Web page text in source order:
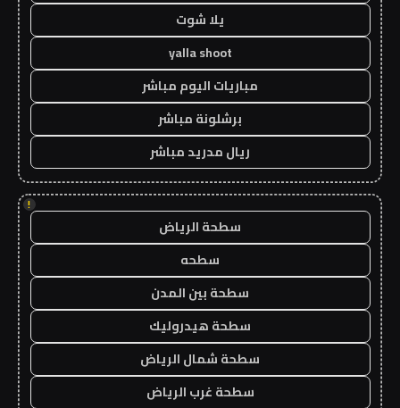
يلا شوت
yalla shoot
مباريات اليوم مباشر
برشلونة مباشر
ريال مدريد مباشر
!
سطحة الرياض
سطحه
سطحة بين المدن
سطحة هيدروليك
سطحة شمال الرياض
سطحة غرب الرياض